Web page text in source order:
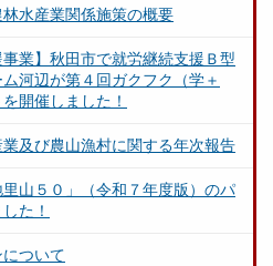
水産業関係施策の概要
事業】秋田市で就労継続支援Ｂ型
河辺が第４回ガクフク（学＋
開催しました！
及び農山漁村に関する年次報告
里山５０」（令和７年度版）のパ
た！
ついて